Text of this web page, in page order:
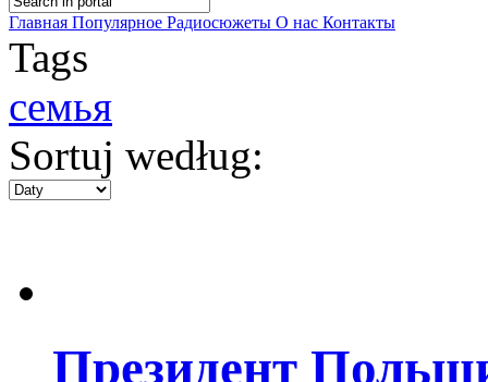
Главная Популярное Радиосюжеты О нас Контакты
Tags
семья
Sortuj według:
Президент